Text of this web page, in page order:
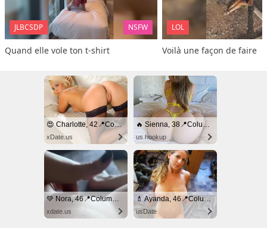
JLBCSDP NSFW
Quand elle vole ton t-shirt
LOL
Voilà une façon de faire